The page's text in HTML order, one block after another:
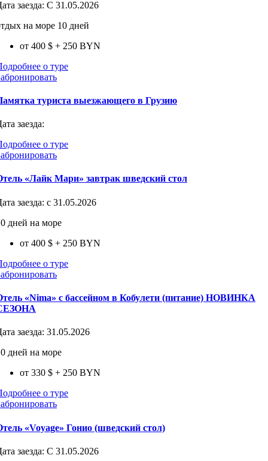
заезда: С 31.05.2026
на море 10 дней
от 400 $ + 250 BYN
о туре
туриста выезжающего в Грузию
заезда:
о туре
«Лайк Мари» завтрак шведский стол
заезда: с 31.05.2026
дней на море
от 400 $ + 250 BYN
о туре
«Nima» с бассейном в Кобулети (питание) НОВИНКА
заезда: 31.05.2026
дней на море
от 330 $ + 250 BYN
о туре
«Voyage» Гонио (шведский стол)
заезда: С 31.05.2026